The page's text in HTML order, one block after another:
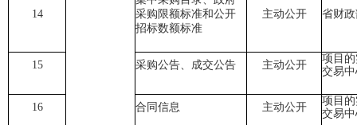
14
采购限额标准和公开
招标数额标准
主动公开 省财
15 采购公告、成交公告 主动公开
项目
交易
16 合同信息 主动公开
项目
交易